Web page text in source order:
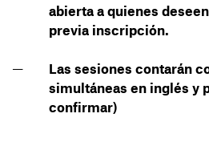
abierta a quienes
previa inscripción.
Las sesiones contarán
simultáneas en inglés y
confirmar)